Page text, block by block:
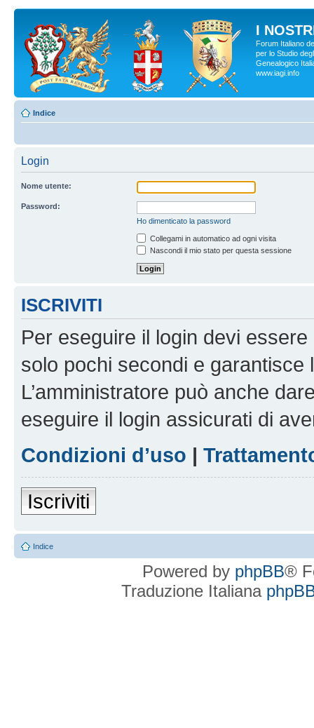
I
Forum Italiano
per lo Studio
Genealogico
www.iagi.info
Indice
Login
Nome utente:
Password:
Ho dimenticato la password
Collegami in automatico ad ogni visita
Nascondi il mio stato per questa sessione
ISCRIVITI
Per eseguire il login devi
solo pochi secondi e garantisce
L’amministratore può anche
eseguire il login assicurati di
Condizioni d’uso |
Iscriviti
Indice
Powered by phpBB®
Traduzione Italiana